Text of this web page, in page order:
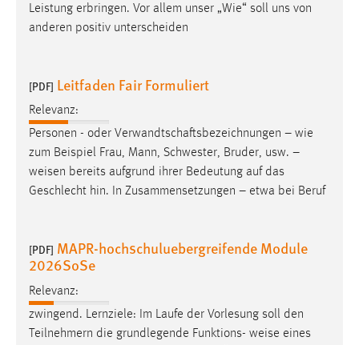
Leistung erbringen. Vor allem unser „Wie“ soll uns von
anderen positiv unterscheiden
[PDF] Leitfaden Fair Formuliert
Relevanz:
Personen - oder Verwandtschaftsbezeichnungen – wie
zum Beispiel Frau, Mann, Schwester, Bruder, usw. –
weisen bereits aufgrund ihrer Bedeutung auf das
Geschlecht hin. In Zusammensetzungen – etwa bei Beruf
[PDF] MAPR-hochschuluebergreifende Module
2026SoSe
Relevanz:
zwingend. Lernziele: Im Laufe der Vorlesung soll den
Teilnehmern die grundlegende Funktions- weise eines